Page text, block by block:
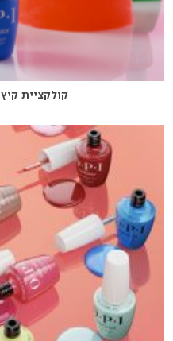
קולקציית קיץ 2025 של – OPI